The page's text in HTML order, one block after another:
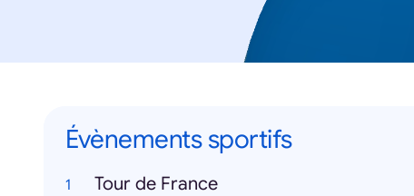
Évènements sportifs
Tour de France